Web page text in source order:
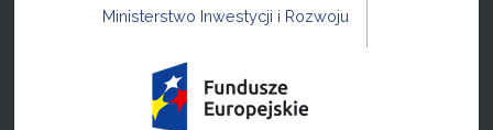
Ministerstwo Inwestycji i Rozwoju